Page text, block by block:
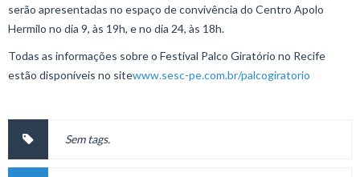
serão apresentadas no espaço de convivência do Centro Apolo
Hermilo no dia 9, às 19h, e no dia 24, às 18h.
Todas as informações sobre o Festival Palco Giratório no Recife
estão disponíveis no sitewww.sesc-pe.com.br/palcogiratorio
Sem tags.